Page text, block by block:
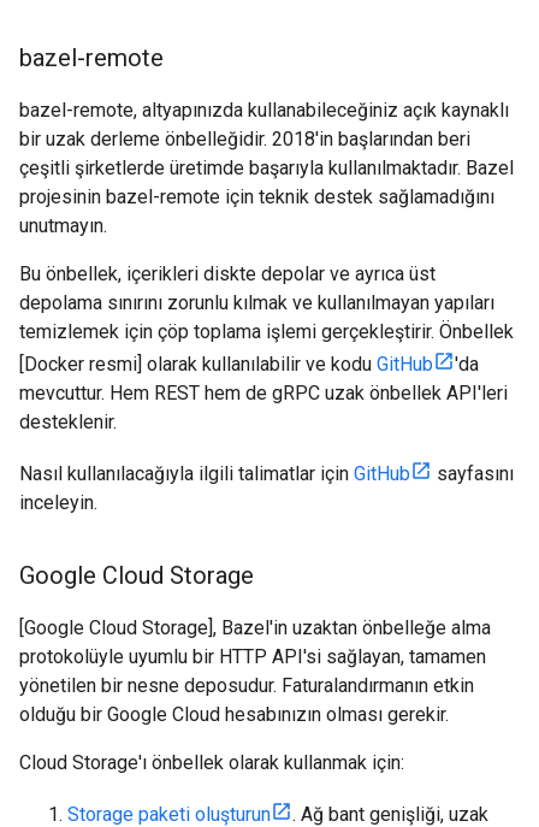
bazel-remote
bazel-remote, altyapınızda kullanabileceğiniz açık kaynaklı
bir uzak derleme önbelleğidir. 2018'in başlarından beri
çeşitli şirketlerde üretimde başarıyla kullanılmaktadır. Bazel
projesinin bazel-remote için teknik destek sağlamadığını
unutmayın.
Bu önbellek, içerikleri diskte depolar ve ayrıca üst
depolama sınırını zorunlu kılmak ve kullanılmayan yapıları
temizlemek için çöp toplama işlemi gerçekleştirir. Önbellek
[Docker resmi] olarak kullanılabilir ve kodu GitHub
'da
mevcuttur. Hem REST hem de gRPC uzak önbellek API'leri
desteklenir.
Nasıl kullanılacağıyla ilgili talimatlar için GitHub
sayfasını
inceleyin.
Google Cloud Storage
[Google Cloud Storage], Bazel'in uzaktan önbelleğe alma
protokolüyle uyumlu bir HTTP API'si sağlayan, tamamen
yönetilen bir nesne deposudur. Faturalandırmanın etkin
olduğu bir Google Cloud hesabınızın olması gerekir.
Cloud Storage'ı önbellek olarak kullanmak için:
Storage paketi oluşturun
. Ağ bant genişliği, uzak